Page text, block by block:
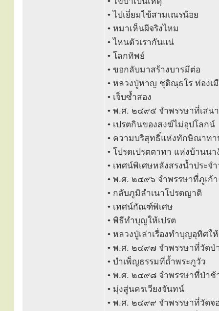
• ไปเยี่ยมไข้สามเณรน้อย
• หมาเห็นผีจริงไหม
• ไหนตัวเรากันแน่
• โลกทิพย์
• ขอกลับมาสร้างบารมีต่อ
• หลวงปู่หาญ ชุติณฺธโร ท่องเ
• เจ็บซ้ำสอง
• พ.ศ. ๒๔๙๕ จำพรรษาที่เสน
• เปรตกินของสงฆ์ไม่อุปโลกน์
• ความบริสุทธิ์แห่งทักษิณาทา
• โปรดเปรตตาทา แห่งบ้านนา
• เทศน์พิเศษหลังสรงน้ำประจ
• พ.ศ. ๒๔๙๖ จำพรรษาที่ภูเก้า
• กลับภูมิลำเนาโปรดญาติ
• เทศน์กัณฑ์พิเศษ
• พิธีทำบุญให้เปรต
• หลวงปู่เล่าเรื่องทำบุญอุทิศ
• พ.ศ. ๒๔๙๗ จำพรรษาที่วัดป่
• บำเพ็ญธรรมที่ถ้ำพระภูวัว
• พ.ศ. ๒๔๙๘ จำพรรษาที่ป่า
• มุ่งสู่นครเวียงจันทน์
• พ.ศ. ๒๔๙๙ จำพรรษาที่วัดจ